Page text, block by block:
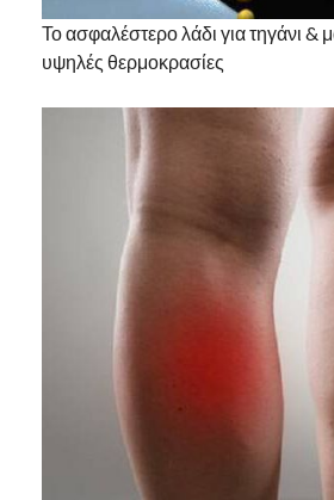
Το ασφαλέστερο λάδι για τηγάνι &
υψηλές θερμοκρασίες